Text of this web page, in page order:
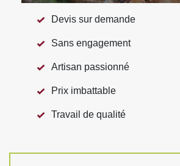
Devis sur demande
Sans engagement
Artisan passionné
Prix imbattable
Travail de qualité